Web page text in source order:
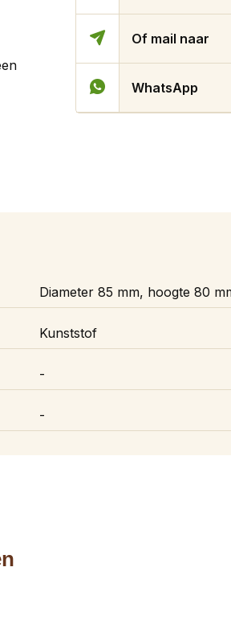
Of mail naar
WhatsApp
Diameter 85 mm, hoogte 80
Kunststof
-
-